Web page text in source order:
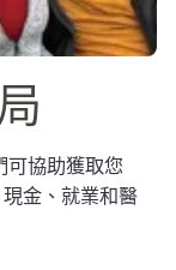
可協助獲取您
金、就業和醫